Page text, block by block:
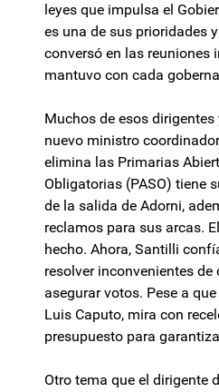
leyes que impulsa el
es una de sus prioridades
conversó en las reuniones
mantuvo con cada
Muchos de esos dirigentes
nuevo ministro
elimina las Primarias
Obligatorias (PASO) tiene
de la salida de Adorni,
reclamos para sus arcas.
hecho. Ahora, Santilli
resolver inconvenientes
asegurar votos. Pese a
Luis Caputo, mira con
presupuesto para
Otro tema que el dirigente